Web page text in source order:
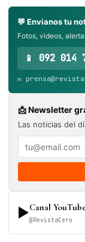
💬 Envianos tu
Fotos, videos,
📱 092 014
✉️
📩 Newsletter
Las noticias del
▶Canal
@RevistaCero